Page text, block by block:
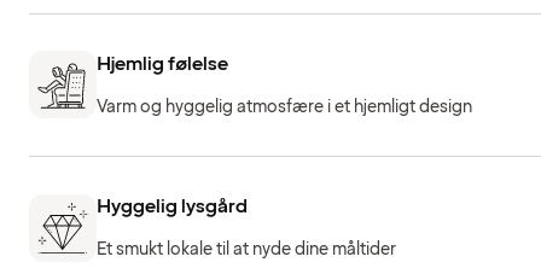
Hjemlig følelse
Varm og hyggelig atmosfære i et hjemligt design
Hyggelig lysgård
Et smukt lokale til at nyde dine måltider